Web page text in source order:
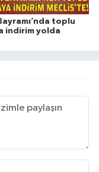
toplu
indirim yolda